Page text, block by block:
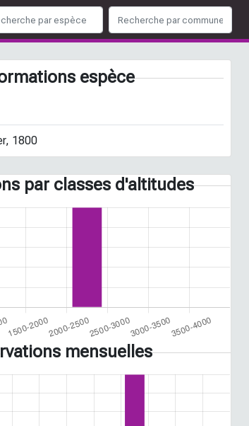
espèce
1800
par classes d'altitudes
mensuelles